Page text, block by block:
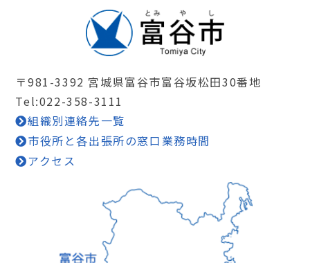
〒981-3392 宮城県富谷市富谷坂松田30番地
Tel:022-358-3111
組織別連絡先一覧
市役所と各出張所の窓口業務時間
アクセス